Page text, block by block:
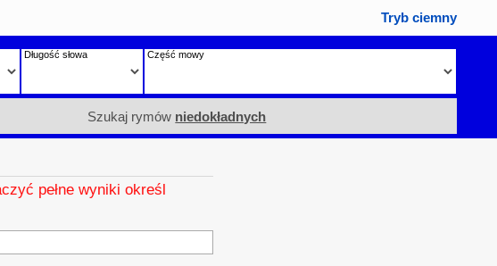
Tryb ciemny
Długość słowa Część mowy
Szukaj rymów niedokładnych
pełne wyniki określ